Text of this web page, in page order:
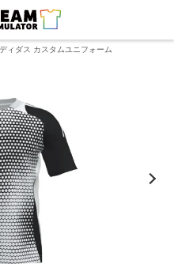
ィダス カスタムユニフォーム